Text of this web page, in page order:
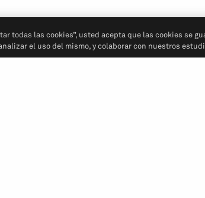
todas las cookies”, usted acepta que las cookies se
el uso del mismo, y colaborar con nuestros